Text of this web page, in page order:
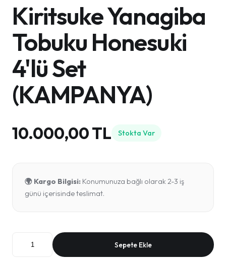
Kiritsuke Yanagiba
Tobuku Honesuki
4'lü Set
(KAMPANYA)
10.000,00 TL Stokta Var
🌍 Kargo Bilgisi: Konumunuza bağlı olarak 2-3 iş
günü içerisinde teslimat.
Sepete Ekle